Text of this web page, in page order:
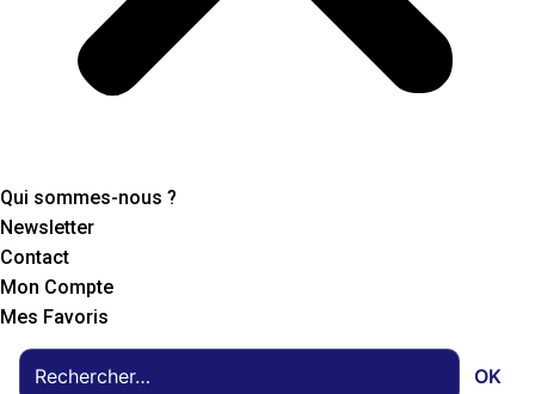
Qui sommes-nous ?
Newsletter
Contact
Mon Compte
Mes Favoris
OK